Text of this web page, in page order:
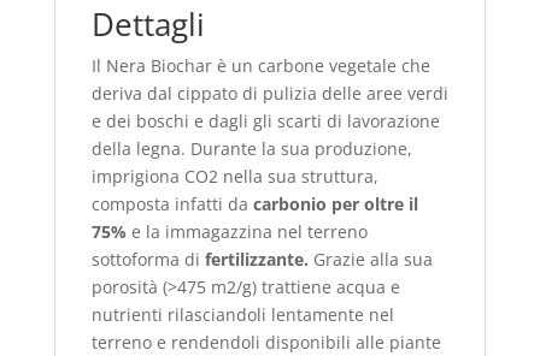
Dettagli
Il Nera Biochar è un carbone vegetale che
deriva dal cippato di pulizia delle aree verdi
e dei boschi e dagli gli scarti di lavorazione
della legna. Durante la sua produzione,
imprigiona CO2 nella sua struttura,
composta infatti da carbonio per oltre il
75% e la immagazzina nel terreno
sottoforma di fertilizzante. Grazie alla sua
porosità (>475 m2/g) trattiene acqua e
nutrienti rilasciandoli lentamente nel
terreno e rendendoli disponibili alle piante